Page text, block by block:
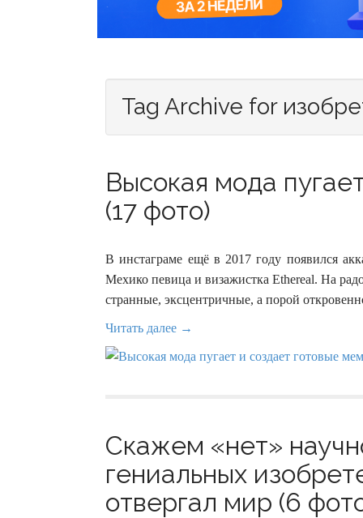
Tag Archive for
Высокая мода
(17 фото)
В инстаграме ещё в 2017 году появился
Мехико певица и визажистка Ethereal. На
странные, эксцентричные, а порой
Читать далее →
Скажем «нет»
гениальных
отвергал мир (6